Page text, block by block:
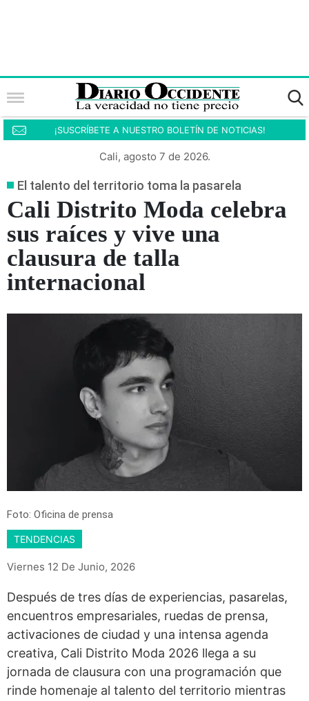
¡SUSCRÍBETE A NUESTRO BOLETÍN DE NOTICIAS!
Cali, agosto 7 de 2026.
El talento del territorio toma la pasarela
Cali Distrito Moda celebra
sus raíces y vive una
clausura de talla
internacional
Foto: Oficina de prensa
TENDENCIAS
Viernes 12 De Junio, 2026
Después de tres días de experiencias, pasarelas,
encuentros empresariales, ruedas de prensa,
activaciones de ciudad y una intensa agenda
creativa, Cali Distrito Moda 2026 llega a su
jornada de clausura con una programación que
rinde homenaje al talento del territorio mientras